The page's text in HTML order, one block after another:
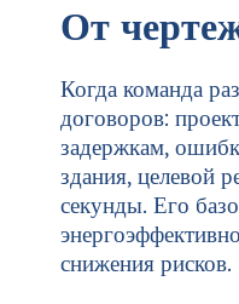
От
Когда команда
договоров:
задержкам,
здания, целевой
секунды. Его
снижения рисков.